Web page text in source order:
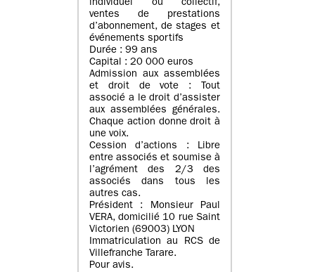
individuel ou collectif,
ventes de prestations
d’abonnement, de stages et
événements sportifs
Durée : 99 ans
Capital : 20 000 euros
Admission aux assemblées
et droit de vote : Tout
associé a le droit d’assister
aux assemblées générales.
Chaque action donne droit à
une voix.
Cession d’actions : Libre
entre associés et soumise à
l’agrément des 2/3 des
associés dans tous les
autres cas.
Président : Monsieur Paul
VERA, domicilié 10 rue Saint
Victorien (69003) LYON
Immatriculation au RCS de
Villefranche Tarare.
Pour avis.